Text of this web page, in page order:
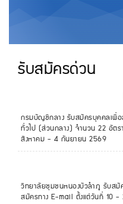
รับสมัครด่วน
กรมบัญชีกลาง รับสมัครบุคคลเพื่อ
ทั่วไป (ส่วนกลาง) จำนวน 22 อัต
สิงหาคม - 4 กันยายน 2569
วิทยาลัยชุมชนหนองบัวลำภู รับสมั
สมัครทาง E-mail ตั้งแต่วันที่ 10 -